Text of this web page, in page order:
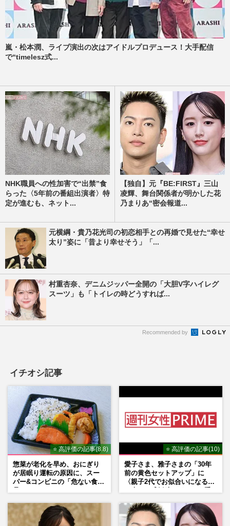
嵐・松本潤、ライブ演出の次はアイドルプロデュース！大手配信
で“timelesz式...
NHK職員への性加害で“出禁”食
らった〈5年前の番組出演者〉特
定が進むも、ネット...
【独自】元『BE:FIRST』三山
凌輝、舞台関係者が明かした花
乃まりあ“密会報道...
元横綱・貴乃花光司の初恋相手との再婚で見せた“幸せ
太り”姿に「昔より幸せそう」「...
村重杏奈、デニムジッパー全開の「大胆V字ハイレグ
スーツ」も「トイレの時どうすれば...
Recommended by
イチオシ記事
⭐ 高評価の記事(8.8)
惣菜が老化を早め、おにぎり
が居眠り運転の原因に、スー
パー&コンビニの「危ない食
⭐ 高評価の記事(10)
愛子さま、雅子さまの「30年
前の黄色セットアップ」に
〈親子2代でお似合いになる〉